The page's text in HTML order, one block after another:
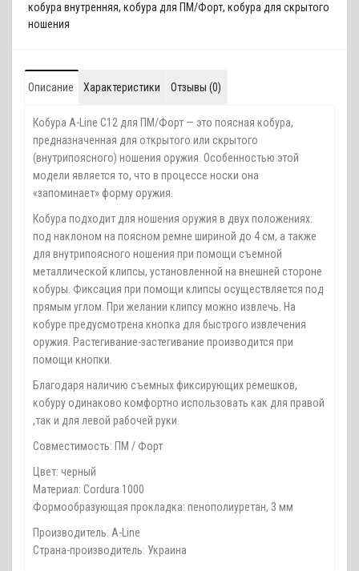
кобура внутренняя, кобура для ПМ/Форт, кобура для скрытого
ношения
Описание Характеристики Отзывы (0)
Кобура A-Line C12 для ПМ/Форт — это поясная кобура,
предназначенная для открытого или cкрытого
(внутрипоясного) ношения оружия. Особенностью этой
модели является то, что в процессе носки она
«запоминает» форму оружия.
Кобура подходит для ношения оружия в двух положениях:
под наклоном на поясном ремне шириной до 4 см, а также
для внутрипоясного ношения при помощи съемной
металлической клипсы, установленной на внешней стороне
кобуры. Фиксация при помощи клипсы осуществляется под
прямым углом. При желании клипсу можно извлечь. На
кобуре предусмотрена кнопка для быстрого извлечения
оружия. Растегивание-застегивание производится при
помощи кнопки.
Благодаря наличию съемных фиксирующих ремешков,
кобуру одинаково комфортно использовать как для правой
,так и для левой рабочей руки.
Совместимость: ПМ / Форт
Цвет: черный
Материал: Cordura 1000
Формообразующая прокладка: пенополиуретан, 3 мм
Производитель: A-Line
Страна-производитель: Украина